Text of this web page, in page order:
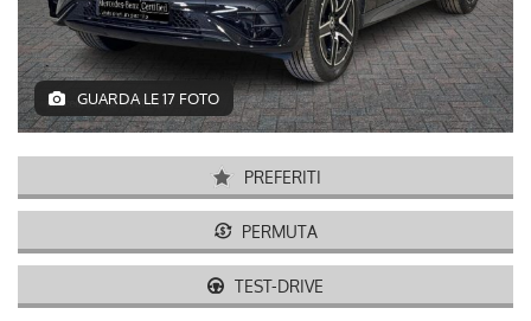
GUARDA LE 17 FOTO
PREFERITI
PERMUTA
TEST-DRIVE